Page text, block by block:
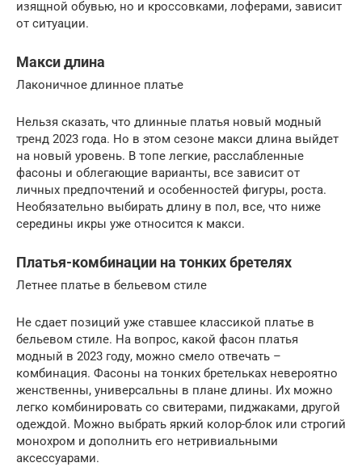
изящной обувью, но и кроссовками, лоферами, зависит
от ситуации.
Макси длина
Лаконичное длинное платье
Нельзя сказать, что длинные платья новый модный
тренд 2023 года. Но в этом сезоне макси длина выйдет
на новый уровень. В топе легкие, расслабленные
фасоны и облегающие варианты, все зависит от
личных предпочтений и особенностей фигуры, роста.
Необязательно выбирать длину в пол, все, что ниже
середины икры уже относится к макси.
Платья-комбинации на тонких бретелях
Летнее платье в бельевом стиле
Не сдает позиций уже ставшее классикой платье в
бельевом стиле. На вопрос, какой фасон платья
модный в 2023 году, можно смело отвечать –
комбинация. Фасоны на тонких бретельках невероятно
женственны, универсальны в плане длины. Их можно
легко комбинировать со свитерами, пиджаками, другой
одеждой. Можно выбрать яркий колор-блок или строгий
монохром и дополнить его нетривиальными
аксессуарами.